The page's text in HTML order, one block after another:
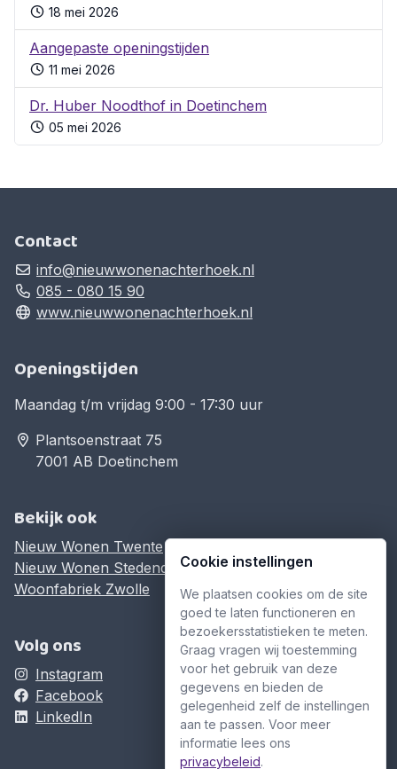
18 mei 2026
Aangepaste openingstijden
11 mei 2026
Dr. Huber Noodthof in Doetinchem
05 mei 2026
Contact
info@nieuwwonenachterhoek.nl
085 - 080 15 90
www.nieuwwonenachterhoek.nl
Openingstijden
Maandag t/m vrijdag 9:00 - 17:30 uur
Plantsoenstraat 75
7001 AB Doetinchem
Bekijk ook
Nieuw Wonen Twente
Nieuw Wonen Stedendriehoek
Woonfabriek Zwolle
Volg ons
Instagram
Facebook
LinkedIn
Cookie instellingen
We plaatsen cookies om de site
goed te laten functioneren en
bezoekersstatistieken te meten.
Graag vragen wij toestemming
voor het gebruik van deze
gegevens en bieden de
gelegenheid zelf de instellingen
aan te passen. Voor meer
informatie lees ons
privacybeleid.